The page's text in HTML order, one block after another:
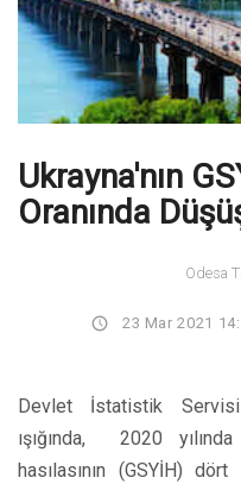
Ukrayna'nın
Oranında
Odesa
23 Mar 2021
Devlet İstatistik Servisi
ışığında, 2020
hasılasının (GSYİH)